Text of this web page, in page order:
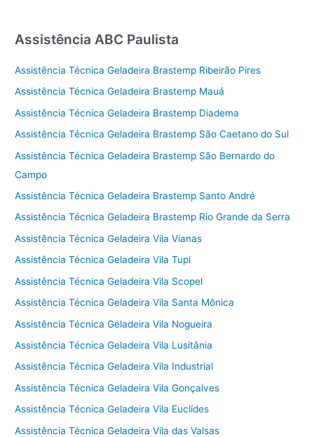
Assistência ABC Paulista
Assistência Técnica Geladeira Brastemp Ribeirão Pires
Assistência Técnica Geladeira Brastemp Mauá
Assistência Técnica Geladeira Brastemp Diadema
Assistência Técnica Geladeira Brastemp São Caetano do Sul
Assistência Técnica Geladeira Brastemp São Bernardo do
Campo
Assistência Técnica Geladeira Brastemp Santo André
Assistência Técnica Geladeira Brastemp Rio Grande da Serra
Assistência Técnica Geladeira Vila Vianas
Assistência Técnica Geladeira Vila Tupi
Assistência Técnica Geladeira Vila Scopel
Assistência Técnica Geladeira Vila Santa Mônica
Assistência Técnica Geladeira Vila Nogueira
Assistência Técnica Geladeira Vila Lusitânia
Assistência Técnica Geladeira Vila Industrial
Assistência Técnica Geladeira Vila Gonçalves
Assistência Técnica Geladeira Vila Euclídes
Assistência Técnica Geladeira Vila das Valsas